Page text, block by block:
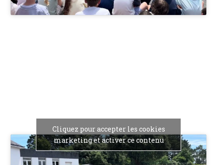
Cliquez pour accepter les cookies
marketing et activer ce contenu